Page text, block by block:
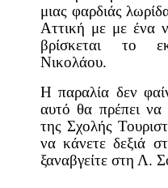
μιας φαρδιάς
Αττική με με ένα
βρίσκεται το
Νικολάου.
Η παραλία δεν
αυτό θα πρέπει να
της Σχολής
να κάνετε δεξιά
ξαναβγείτε στη Λ.